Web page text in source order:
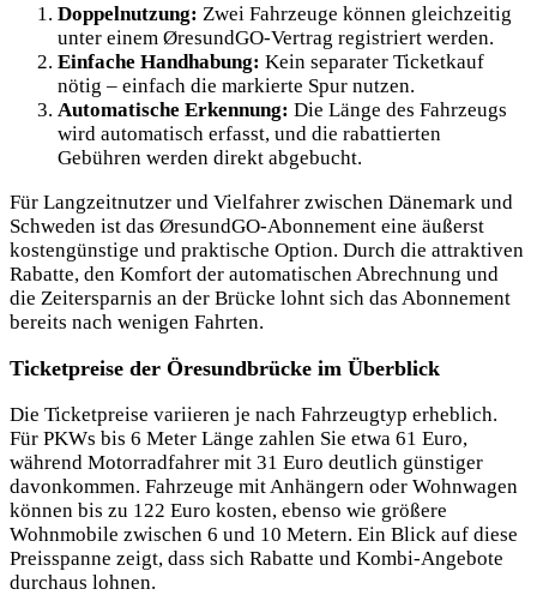
Doppelnutzung: Zwei Fahrzeuge können gleichzeitig
unter einem ØresundGO-Vertrag registriert werden.
Einfache Handhabung: Kein separater Ticketkauf
nötig – einfach die markierte Spur nutzen.
Automatische Erkennung: Die Länge des Fahrzeugs
wird automatisch erfasst, und die rabattierten
Gebühren werden direkt abgebucht.
Für Langzeitnutzer und Vielfahrer zwischen Dänemark und
Schweden ist das ØresundGO-Abonnement eine äußerst
kostengünstige und praktische Option. Durch die attraktiven
Rabatte, den Komfort der automatischen Abrechnung und
die Zeitersparnis an der Brücke lohnt sich das Abonnement
bereits nach wenigen Fahrten.
Ticketpreise der Öresundbrücke im Überblick
Die Ticketpreise variieren je nach Fahrzeugtyp erheblich.
Für PKWs bis 6 Meter Länge zahlen Sie etwa 61 Euro,
während Motorradfahrer mit 31 Euro deutlich günstiger
davonkommen. Fahrzeuge mit Anhängern oder Wohnwagen
können bis zu 122 Euro kosten, ebenso wie größere
Wohnmobile zwischen 6 und 10 Metern. Ein Blick auf diese
Preisspanne zeigt, dass sich Rabatte und Kombi-Angebote
durchaus lohnen.